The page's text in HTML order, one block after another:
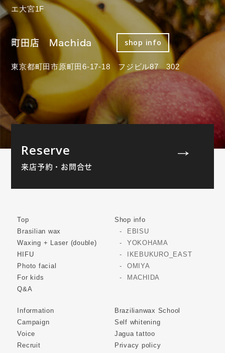
エ大宮1F
町田店 Machida shop info
東京都町田市原町田6-17-18 フジビル87 302
Reserve
来店予約・お問合せ
Top
Brasilian wax
Waxing + Laser (double)
HIFU
Photo facial
For kids
Q&A
Shop info
EBISU
YOKOHAMA
IKEBUKURO_EAST
OMIYA
MACHIDA
Information
Campaign
Voice
Recruit
Brazilianwax School
Self whitening
Jagua tattoo
Privacy policy